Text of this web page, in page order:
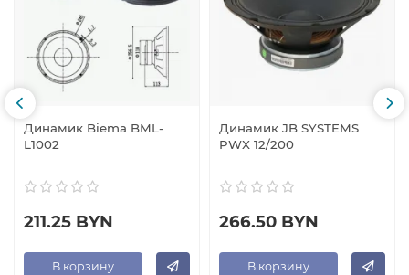
Динамик Biema BML-
L1002
211.25 BYN
В корзину
Динамик JB SYSTEMS
PWX 12/200
266.50 BYN
В корзину